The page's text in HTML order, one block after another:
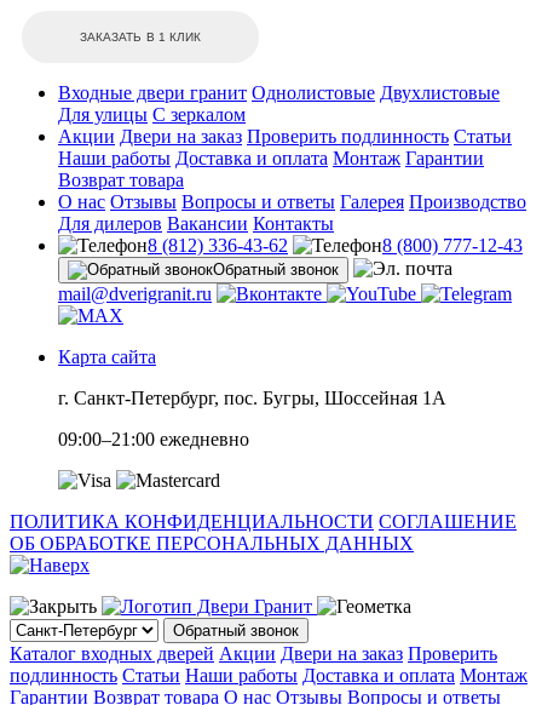
ЗАКАЗАТЬ В 1 КЛИК
Входные двери гранит Однолистовые Двухлистовые
Для улицы С зеркалом
Акции Двери на заказ Проверить подлинность Статьи
Наши работы Доставка и оплата Монтаж Гарантии
Возврат товара
О нас Отзывы Вопросы и ответы Галерея Производство
Для дилеров Вакансии Контакты
8 (812) 336-43-62
8 (800) 777-12-43
Обратный звонок
mail@dverigranit.ru
Карта сайта
г. Санкт-Петербург, пос. Бугры, Шоссейная 1А
09:00–21:00 ежедневно
ПОЛИТИКА КОНФИДЕНЦИАЛЬНОСТИ СОГЛАШЕНИЕ
ОБ ОБРАБОТКЕ ПЕРСОНАЛЬНЫХ ДАННЫХ
Обратный звонок
Каталог входных дверей Акции Двери на заказ Проверить
подлинность Статьи Наши работы Доставка и оплата Монтаж
Гарантии Возврат товара О нас Отзывы Вопросы и ответы